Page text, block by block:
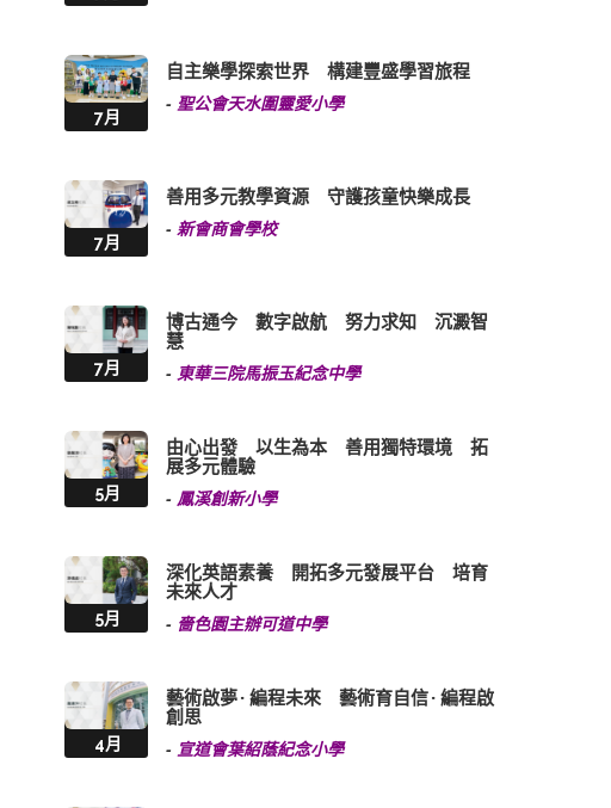
7月
自主樂學探索世界 構建豐盛學習旅程
-聖公會天水圍靈愛小學
7月
善用多元教學資源 守護孩童快樂成長
-新會商會學校
7月
博古通今 數字啟航 努力求知 沉澱智
慧
-東華三院馬振玉紀念中學
5月
由心出發 以生為本 善用獨特環境 拓
展多元體驗
-鳳溪創新小學
5月
深化英語素養 開拓多元發展平台 培育
未來人才
- 嗇色園主辦可道中學
4月
藝術啟夢 · 編程未來 藝術育自信 · 編程啟
創思
- 宣道會葉紹蔭紀念小學